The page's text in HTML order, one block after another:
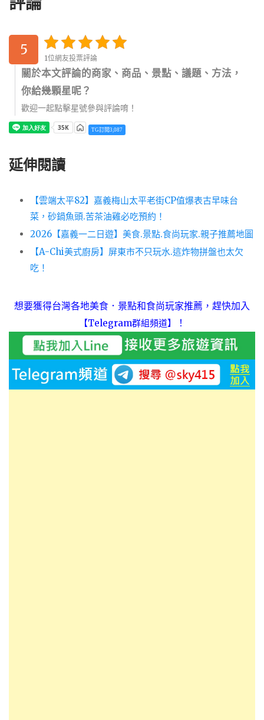
5
1位網友投票評論
關於本文評論的商家、商品、景點、議題、方法，
你給幾顆星呢？
歡迎一起點擊星號參與評論唷！
TG訂閱3,087
延伸閱讀
【雲端太平82】嘉義梅山太平老街CP值爆表古早味台
菜，砂鍋魚頭.苦茶油雞必吃預約！
2026【嘉義一二日遊】美食.景點.食尚玩家.親子推薦地圖
【A-Chi美式廚房】屏東市不只玩水.這炸物拼盤也太欠
吃！
想要獲得台灣各地美食．景點和食尚玩家推薦，趕快加入
【Telegram群組頻道】 ！